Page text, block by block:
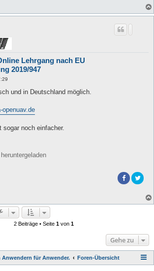
Lehrgang nach EU
2019/947
und in Deutschland möglich.
noch einfacher.
2 Beiträge • Seite 1 von 1
Gehe zu
für Anwender. Foren-Übersicht